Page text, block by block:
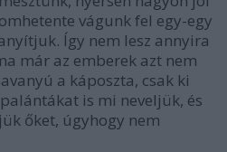
vágunk fel egy-egy
Így nem lesz annyira
már az emberek azt nem
a káposzta, csak ki
is mi neveljük, és
őket, úgyhogy nem